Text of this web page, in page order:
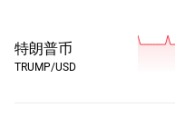
特朗普币
TRUMP/USD